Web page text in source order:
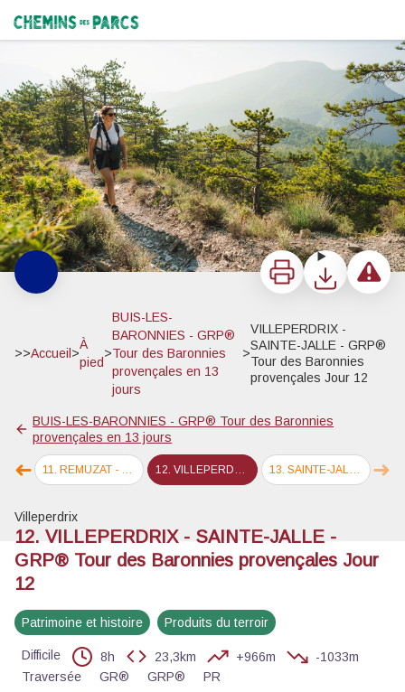
Chemins des Parcs
Sur les hauteurs de Villeperdrix - F.TOURNIER
Voir l'image en plein écran
ImprimerTéléchargerSignaler
>>Accueil >
À
pied
>
BUIS-LES-
BARONNIES - GRP®
Tour des Baronnies
provençales en 13
jours
>
VILLEPERDRIX -
SAINTE-JALLE - GRP®
Tour des Baronnies
provençales Jour 12
BUIS-LES-BARONNIES - GRP® Tour des Baronnies
provençales en 13 jours
➜Étape précédente
11 REMUZAT - VILLEPERDRIX - GRP® Tour des Baronnies provençales Jour 11 12 .VILLEPERDRIX - SAINTE-JALLE - GRP® Tour des Baronnies provençales Jour 12 13 SAINTE-JALLE - BUIS-LES-BARONNIES - GRP® Tour des Baronnies provençales Jour 13 ➜
Villeperdrix
12. VILLEPERDRIX - SAINTE-JALLE -
GRP® Tour des Baronnies provençales Jour
12
Patrimoine et histoire Produits du terroir
Difficile 8h 23,3km +966m
-1033m
Traversée
GR® GRP® PR